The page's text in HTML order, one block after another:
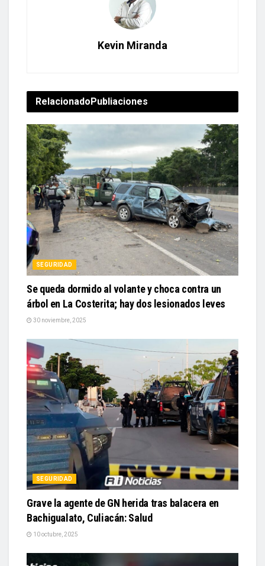
Kevin Miranda
RelacionadoPubliaciones
SEGURIDAD
Se queda dormido al volante y choca contra un
árbol en La Costerita; hay dos lesionados leves
30 noviembre, 2025
SEGURIDAD
Grave la agente de GN herida tras balacera en
Bachigualato, Culiacán: Salud
10 octubre, 2025